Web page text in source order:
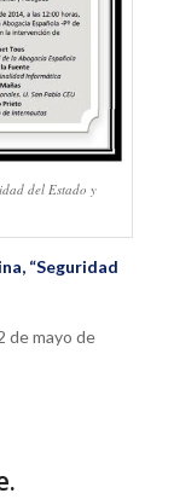
del Estado y
“Seguridad
de mayo de